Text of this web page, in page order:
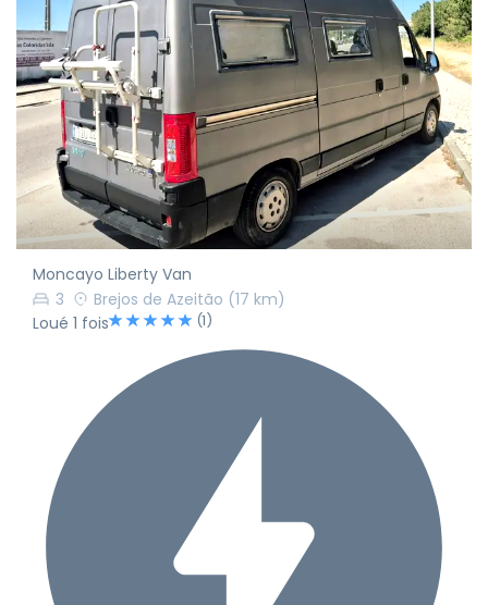
Moncayo Liberty Van
3
Brejos de Azeitão (17 km)
Loué 1 fois
(1)